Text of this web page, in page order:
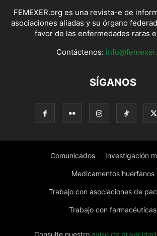
FEMEXER.org es una revista-e de
asociaciones aliadas y su órgano
favor de las enfermedades raras
Contáctenos:
SÍGANOS
Comunicados Investigación
Medicamentos huérfanos
Trabajo con asociaciones de
Trabajo con farmacéuticas
Consulte nuestro aviso de privacidad